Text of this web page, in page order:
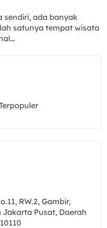
sendiri, ada banyak
satunya tempat wisata
RW.2, Gambir,
Pusat, Daerah